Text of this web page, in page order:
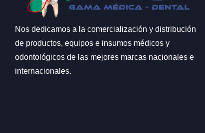
Nos dedicamos a la comercialización y distribución
de productos, equipos e insumos médicos y
odontológicos de las mejores marcas nacionales e
internacionales.